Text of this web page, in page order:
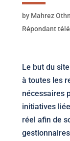
by Mahrez
Répondant
Le but du
à toutes les
nécessaires
initiatives
réel afin de